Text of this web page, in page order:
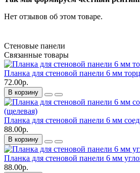
Нет отзывов об этом товаре.
Стеновые панели
Связанные товары
Планка для стеновой панели 6 мм
72.00р.
В корзину
Планка для стеновой панели 6 мм
88.00р.
В корзину
Планка для стеновой панели 6 мм
88.00р.